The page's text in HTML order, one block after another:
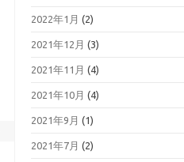
2022年1月 (2)
2021年12月 (3)
2021年11月 (4)
2021年10月 (4)
2021年9月 (1)
2021年7月 (2)